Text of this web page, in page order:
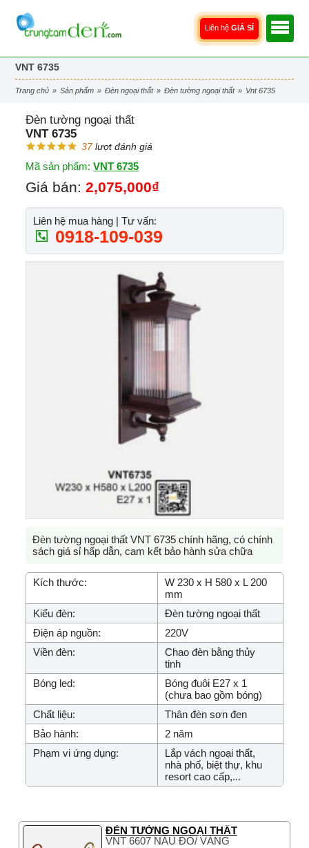
Liên hệ GIÁ SỈ
VNT 6735
trang chủ » sản phẩm » đèn ngoại thất » đèn tường ngoại thất » vnt 6735
Đèn tường ngoại thất
VNT 6735
37lượt đánh giá
Mã sản phẩm:VNT 6735
Giá bán:2,075,000₫
Liên hệ mua hàng | Tư vấn:
0918-109-039
Đèn tường ngoại thất VNT 6735 chính hãng, có chính
sách giá sỉ hấp dẫn, cam kết bảo hành sửa chữa
Kích thước:
W 230 x H 580 x L 200
mm
Kiểu đèn:
Đèn tường ngoại thất
Điện áp nguồn:
220V
Viền đèn:
Chao đèn bằng thủy
tinh
Bóng led:
Bóng đuôi E27 x 1
(chưa bao gồm bóng)
Chất liệu:
Thân đèn sơn đen
Bảo hành:
2 năm
Phạm vi ứng dụng:
Lắp vách ngoại thất,
nhà phố, biệt thự, khu
resort cao cấp,...
ĐÈN TƯỜNG NGOẠI THẤT
VNT 6607 NÂU ĐỎ/ VÀNG